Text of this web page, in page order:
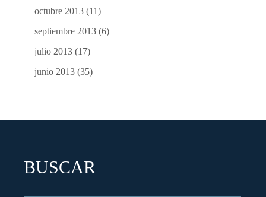
octubre 2013 (11)
septiembre 2013 (6)
julio 2013 (17)
junio 2013 (35)
BUSCAR